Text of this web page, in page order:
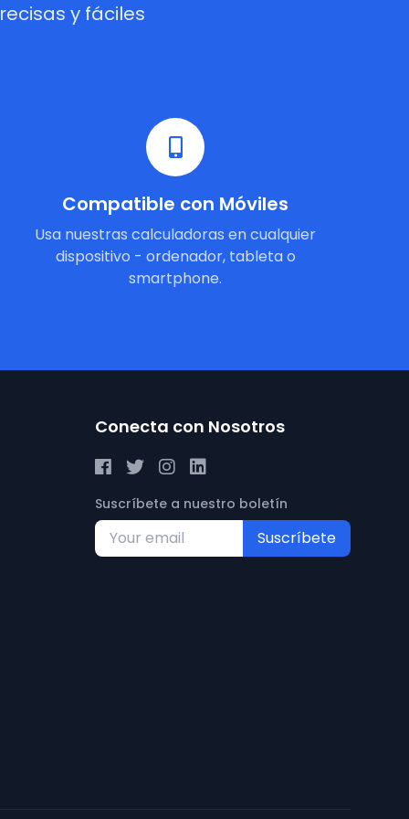
y fáciles
Compatible con Móviles
Usa nuestras calculadoras en cualquier
dispositivo - ordenador, tableta o
smartphone.
Conecta con Nosotros
Suscríbete a nuestro boletín
Suscríbete